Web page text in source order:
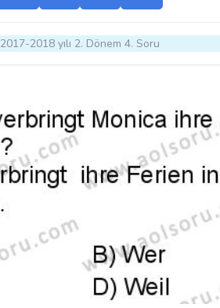
2017-2018 yılı 2. Dönem 4. Soru